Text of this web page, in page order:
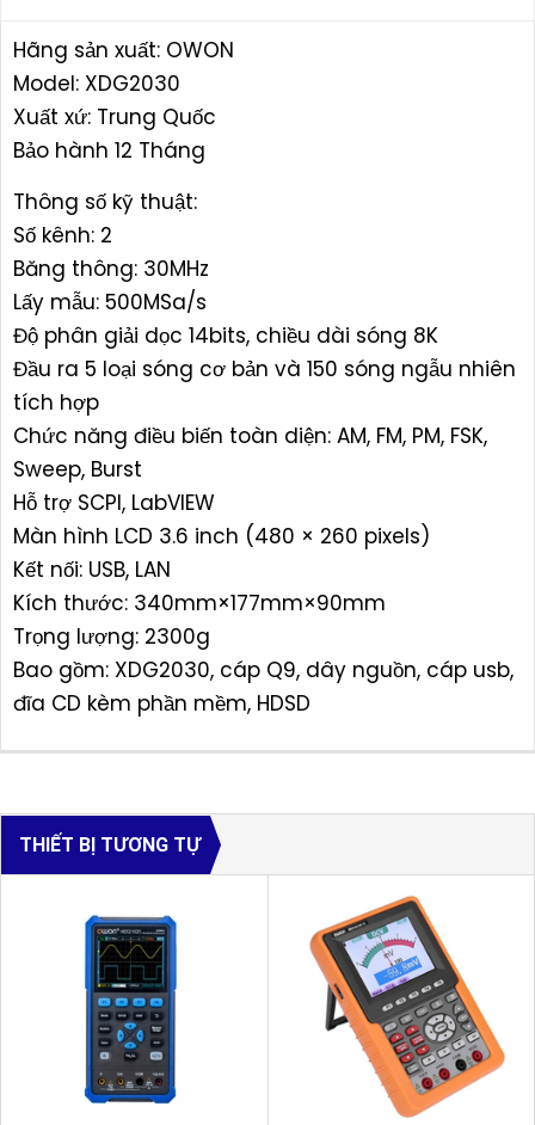
Hãng sản xuất: OWON
Model: XDG2030
Xuất xứ: Trung Quốc
Bảo hành 12 Tháng
Thông số kỹ thuật:
Số kênh: 2
Băng thông: 30MHz
Lấy mẫu: 500MSa/s
Độ phân giải dọc 14bits, chiều dài sóng 8K
Đầu ra 5 loại sóng cơ bản và 150 sóng ngẫu nhiên
tích hợp
Chức năng điều biến toàn diện: AM, FM, PM, FSK,
Sweep, Burst
Hỗ trợ SCPI, LabVIEW
Màn hình LCD 3.6 inch (480 × 260 pixels)
Kết nối: USB, LAN
Kích thước: 340mm×177mm×90mm
Trọng lượng: 2300g
Bao gồm: XDG2030, cáp Q9, dây nguồn, cáp usb,
đĩa CD kèm phần mềm, HDSD
THIẾT BỊ TƯƠNG TỰ